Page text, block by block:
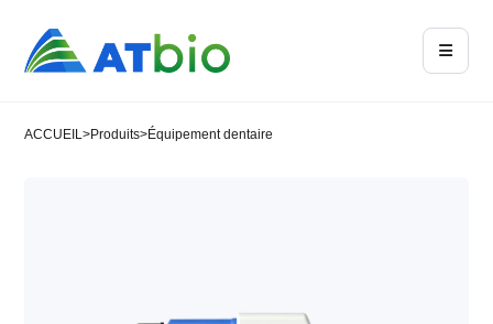
ACCUEIL>Produits>Équipement dentaire